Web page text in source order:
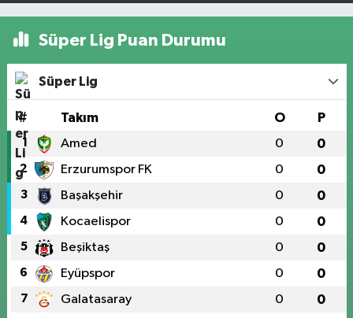
Süper Lig Puan Durumu
Süper Lig
# Takım O P
1 Amed 0 0
2 Erzurumspor FK 0 0
3 Başakşehir 0 0
4 Kocaelispor 0 0
5 Beşiktaş 0 0
6 Eyüpspor 0 0
7 Galatasaray 0 0